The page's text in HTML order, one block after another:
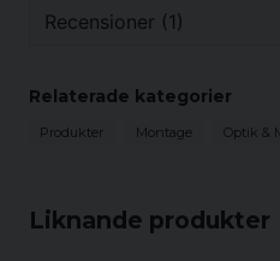
Liknande produkter
Recensioner (1)
Dan Kent
Passa perfekt
Relaterade kategorier
Produkter Montage Optik &